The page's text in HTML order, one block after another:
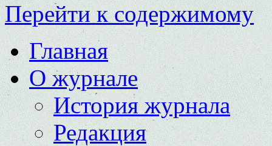
Перейти к содержимому
Главная
О журнале
История журнала
Редакция